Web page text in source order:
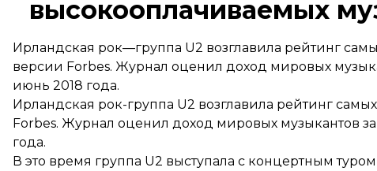
высокооплачиваемых
Ирландская рок—группа U2 возглавила рейтинг
версии Forbes. Журнал оценил доход мировых
июнь 2018 года.
Ирландская рок-группа U2 возглавила рейтинг
Forbes. Журнал оценил доход мировых музыкантов
года.
В это время группа U2 выступала с концертным